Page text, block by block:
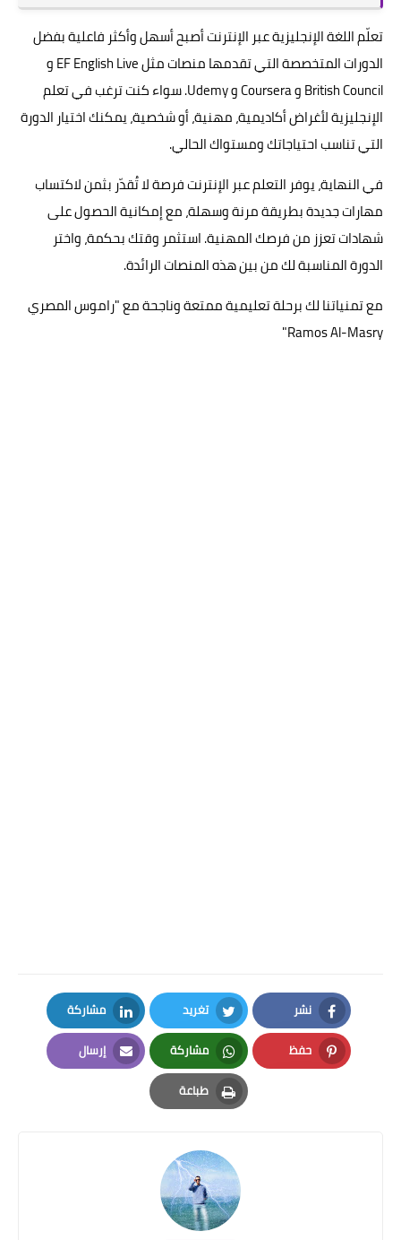
تعلّم اللغة الإنجليزية عبر الإنترنت أصبح أسهل وأكثر فاعلية بفضل
الدورات المتخصصة التي تقدمها منصات مثل EF English Live و
British Council و Coursera و Udemy. سواء كنت ترغب في تعلم
الإنجليزية لأغراض أكاديمية، مهنية، أو شخصية، يمكنك اختيار الدورة
التي تناسب احتياجاتك ومستواك الحالي.
في النهاية، يوفر التعلم عبر الإنترنت فرصة لا تُقدّر بثمن لاكتساب
مهارات جديدة بطريقة مرنة وسهلة، مع إمكانية الحصول على
شهادات تعزز من فرصك المهنية. استثمر وقتك بحكمة، واختر
الدورة المناسبة لك من بين هذه المنصات الرائدة.
مع تمنياتنا لك برحلة تعليمية ممتعة وناجحة مع "راموس المصري
Ramos Al-Masry"
نشر
Facebook
تغريد
Twitter
مشاركة
LinkedIn
حفظ
Pinterest
مشاركة
Whatsapp
إرسال
Email
طباعة
Print